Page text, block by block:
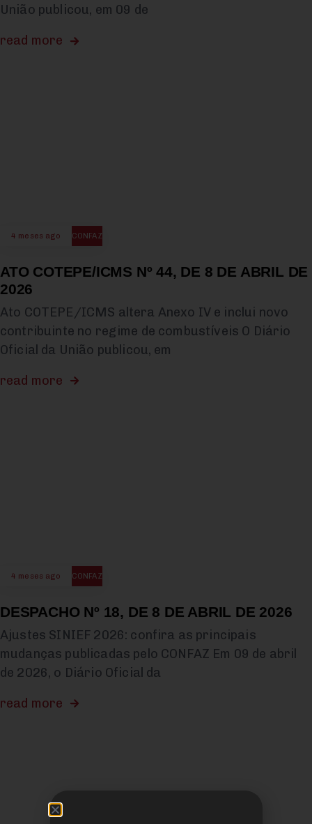
União publicou, em 09 de
read more
4 meses ago CONFAZ
ATO COTEPE/ICMS Nº 44, DE 8 DE ABRIL DE
2026
Ato COTEPE/ICMS altera Anexo IV e inclui novo
contribuinte no regime de combustíveis O Diário
Oficial da União publicou, em
read more
4 meses ago CONFAZ
DESPACHO Nº 18, DE 8 DE ABRIL DE 2026
Ajustes SINIEF 2026: confira as principais
mudanças publicadas pelo CONFAZ Em 09 de abril
de 2026, o Diário Oficial da
read more